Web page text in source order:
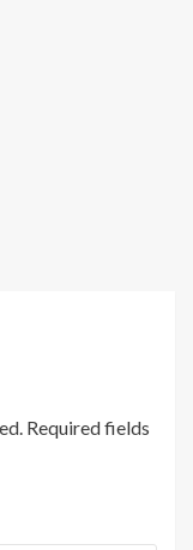
Required fields